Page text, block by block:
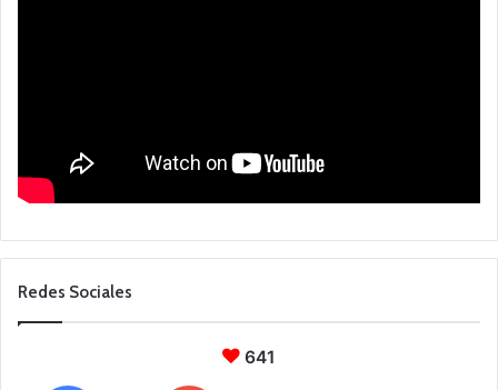
Redes Sociales
641